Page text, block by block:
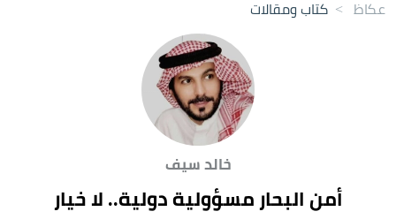
عكاظ > كتاب ومقالات
خالد سيف
أمن البحار مسؤولية دولية.. لا خيار